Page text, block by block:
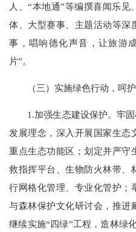
人、“本地通”等编撰喜闻乐
体、大型赛事、主题活动等深
事，唱响德化声音，让旅游
片”。
（三）实施绿色行动，呵护
1.加强生态建设保护。牢固
发展理念，深入开展国家生态
重点生态功能区；划定并严守
救指挥平台、生物防火林带、
行网格化管理、专业化管护；
与森林保护文化研讨会，推进
继续实施“四绿”工程，造林绿